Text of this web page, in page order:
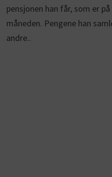
pensjonen han får, som er
måneden. Pengene han
andre..